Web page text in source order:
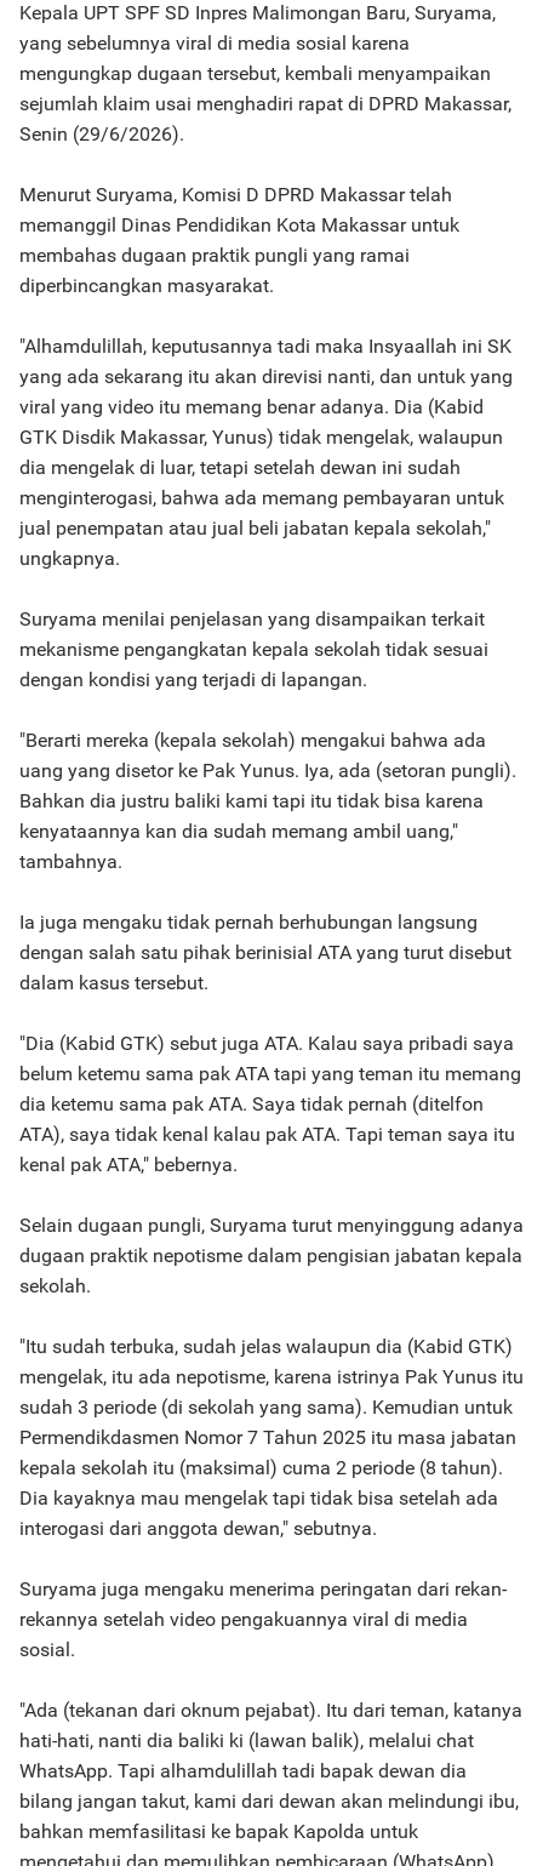
Kepala UPT SPF SD Inpres Malimongan Baru, Suryama,
yang sebelumnya viral di media sosial karena
mengungkap dugaan tersebut, kembali menyampaikan
sejumlah klaim usai menghadiri rapat di DPRD Makassar,
Senin (29/6/2026).
Menurut Suryama, Komisi D DPRD Makassar telah
memanggil Dinas Pendidikan Kota Makassar untuk
membahas dugaan praktik pungli yang ramai
diperbincangkan masyarakat.
"Alhamdulillah, keputusannya tadi maka Insyaallah ini SK
yang ada sekarang itu akan direvisi nanti, dan untuk yang
viral yang video itu memang benar adanya. Dia (Kabid
GTK Disdik Makassar, Yunus) tidak mengelak, walaupun
dia mengelak di luar, tetapi setelah dewan ini sudah
menginterogasi, bahwa ada memang pembayaran untuk
jual penempatan atau jual beli jabatan kepala sekolah,"
ungkapnya.
Suryama menilai penjelasan yang disampaikan terkait
mekanisme pengangkatan kepala sekolah tidak sesuai
dengan kondisi yang terjadi di lapangan.
"Berarti mereka (kepala sekolah) mengakui bahwa ada
uang yang disetor ke Pak Yunus. Iya, ada (setoran pungli).
Bahkan dia justru baliki kami tapi itu tidak bisa karena
kenyataannya kan dia sudah memang ambil uang,"
tambahnya.
Ia juga mengaku tidak pernah berhubungan langsung
dengan salah satu pihak berinisial ATA yang turut disebut
dalam kasus tersebut.
"Dia (Kabid GTK) sebut juga ATA. Kalau saya pribadi saya
belum ketemu sama pak ATA tapi yang teman itu memang
dia ketemu sama pak ATA. Saya tidak pernah (ditelfon
ATA), saya tidak kenal kalau pak ATA. Tapi teman saya itu
kenal pak ATA," bebernya.
Selain dugaan pungli, Suryama turut menyinggung adanya
dugaan praktik nepotisme dalam pengisian jabatan kepala
sekolah.
"Itu sudah terbuka, sudah jelas walaupun dia (Kabid GTK)
mengelak, itu ada nepotisme, karena istrinya Pak Yunus itu
sudah 3 periode (di sekolah yang sama). Kemudian untuk
Permendikdasmen Nomor 7 Tahun 2025 itu masa jabatan
kepala sekolah itu (maksimal) cuma 2 periode (8 tahun).
Dia kayaknya mau mengelak tapi tidak bisa setelah ada
interogasi dari anggota dewan," sebutnya.
Suryama juga mengaku menerima peringatan dari rekan-
rekannya setelah video pengakuannya viral di media
sosial.
"Ada (tekanan dari oknum pejabat). Itu dari teman, katanya
hati-hati, nanti dia baliki ki (lawan balik), melalui chat
WhatsApp. Tapi alhamdulillah tadi bapak dewan dia
bilang jangan takut, kami dari dewan akan melindungi ibu,
bahkan memfasilitasi ke bapak Kapolda untuk